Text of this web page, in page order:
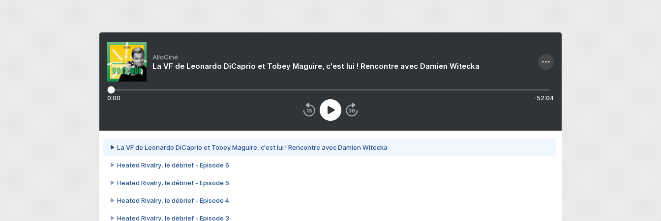
AlloCiné
La VF de Leonardo DiCaprio et Tobey Maguire, c'est lui ! Rencontre avec Damien Witecka
0:00 -52:04
La VF de Leonardo DiCaprio et Tobey Maguire, c'est lui ! Rencontre avec Damien Witecka
Heated Rivalry, le débrief - Episode 6
Heated Rivalry, le débrief - Episode 5
Heated Rivalry, le débrief - Episode 4
Heated Rivalry, le débrief - Episode 3